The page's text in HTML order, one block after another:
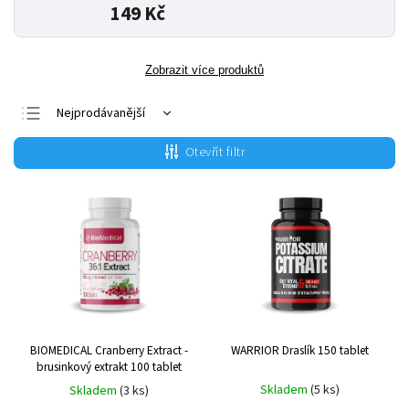
149 Kč
Zobrazit více produktů
Nejprodávanější
Nejlevnější
Nejdražší
Abecedně
Otevřít filtr
BIOMEDICAL Cranberry Extract -
brusinkový extrakt 100 tablet
Skladem (3 ks)
WARRIOR Draslík 150 tablet
Skladem (5 ks)